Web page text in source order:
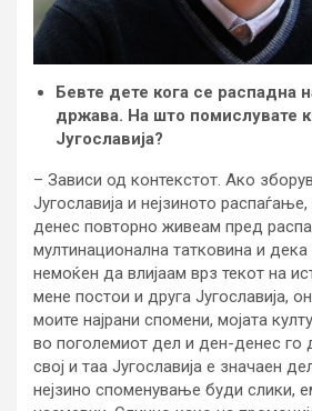
Бевте дете кога се распадна
држава. На што помислувате
Југославија?
– Зависи од контекстот. Ако
Југославија и нејзиното
денес повторно живеам пред
мултинационална татковина и
немоќен да влијаам врз текот на
мене постои и друга Југославија,
моите најрани спомени, мојата
во поголемиот дел и ден-денес го
свој и таа Југославија е значаен
нејзино споменување буди слики,